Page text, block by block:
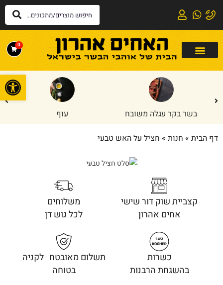
0
בשר בקר עגלה משובח עוף
דף הבית » חנות » חציל על האש טבעי
קצביית שוק דור שישי
אחים אהרון
משלוחים
לכל גוש דן
כשרות
בהשגחת הרבנות
תשלום מאובטח לקניה
בטוחה